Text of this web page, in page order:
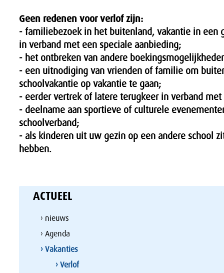
Geen redenen voor verlof zijn:
- familiebezoek in het buitenland, vakantie in een
in verband met een speciale aanbieding;
- het ontbreken van andere
- een uitnodiging van vrienden of familie om
schoolvakantie op vakantie te gaan;
- eerder vertrek of latere terugkeer in verband
- deelname aan sportieve of culturele
schoolverband;
- als kinderen uit uw gezin op een andere school
hebben.
ACTUEEL
› nieuws
› Agenda
› Vakanties
› Verlof